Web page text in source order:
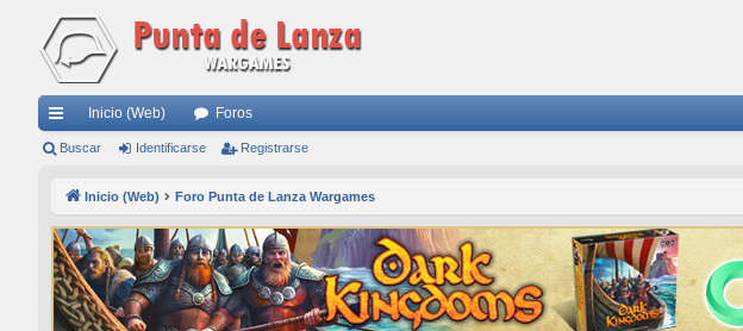
nl
rá
pi
do
Inicio (Web) Foros
Buscar Identificarse Registrarse
Inicio (Web) Foro Punta de Lanza Wargames